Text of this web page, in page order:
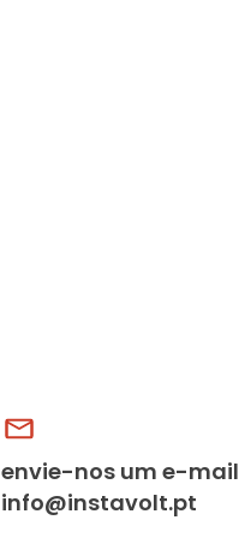
envie-nos um e-mail
info@instavolt.pt